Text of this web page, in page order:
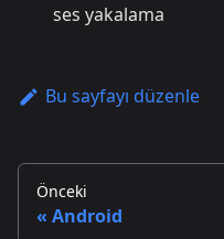
ses yakalama
Bu sayfayı düzenle
Önceki
Android